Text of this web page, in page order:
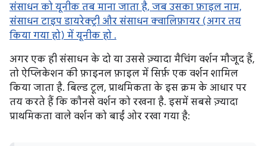
संसाधन को यूनीक तब माना जाता है, जब उसका फ़ाइल नाम,
संसाधन टाइप डायरेक्ट्री और संसाधन क्वालिफ़ायर (अगर तय
किया गया हो) में यूनीक हो .
अगर एक ही संसाधन के दो या उससे ज़्यादा मैचिंग वर्शन मौजूद हैं,
तो ऐप्लिकेशन की फ़ाइनल फ़ाइल में सिर्फ़ एक वर्शन शामिल
किया जाता है. बिल्ड टूल, प्राथमिकता के इस क्रम के आधार पर
तय करते हैं कि कौनसे वर्शन को रखना है. इसमें सबसे ज़्यादा
प्राथमिकता वाले वर्शन को बाईं ओर रखा गया है: